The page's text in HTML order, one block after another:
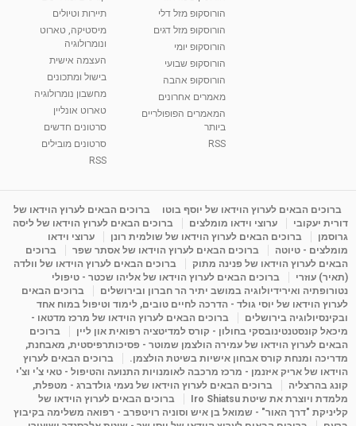
הורוסקופ מזל דלי
הורוסקופ מזל דגים
הורוסקופ יומי
הורוסקופ שבועי
הורוסקופ אהבה
מאמרים אחרונים
המאמרים הפופולריים
ביותר
RSS
תיירות וטיולים
מיסטיקה, טארוט
ונומרולוגיה
העצמה אישית
בישול ומתכונים
מחשבון נומרולוגיה
טארוט אונליין
סרטונים חדשים
סרטונים מובילים
RSS
ברוכים הבאים לערוץ הוידאו של יוסף בוטו
ברוכים הבאים לערוץ הוידאו של
דורית יעקובי
ערוצי וידאו מומלצים
ברוכים הבאים לערוץ הוידאו של ליסה
גרוסמן
ברוכים הבאים לערוץ הוידאו של שולמית רונן
ערוצי וידאו
מומלצים - טיוטה
ברוכים הבאים לערוץ הוידאו של אסתר שפר
ברוכים
הבאים לערוץ הוידאו של פנינה מתוק
ברוכים הבאים לערוץ הוידאו של וולדה
(תאיר) עוזרי
ברוכים הבאים לערוץ הוידאו של אליהו שכטר - טיפולי
נטורופתיה ואירידיולוגיה במושב יתיר הר חברון ובירושלים
ברוכים הבאים
לערוץ הוידאו של יוסי גולד - הדרכה לחיים טובים, לימוד וטיפול במוח אחד
ובקינסיולוגיה בירושלים
ברוכים הבאים לערוץ הוידאו של מרכז מדטאו -
מיכאל קונסטנטינובסקי בחולון - קורס למדיטציה רפואית און ליין
ברוכים
הבאים לערוץ הוידאו של עמירה הולצמן שמוטר - פסיכותרפיסטית, מאבחנת,
מדריכה ומנחת קורס אבחון אישיות בשיטת הולצמן.
ברוכים הבאים לערוץ
הוידאו של אריק איזנמן - מרכז מרכבה לאומנויות התנועה והטיפול - טאי צ'י וצ'י
קונג בהרצליה
ברוכים הבאים לערוץ הוידאו של נעמי גולדברג - מטפלת,
מלמדת ויוצרת את שיטת Iro Shiatsu
ברוכים הבאים לערוץ הוידאו של
קליניקת "דרך האור" - שמואל בן איש וסוניה רויטפרב - רפואה משלימה בקיבוץ